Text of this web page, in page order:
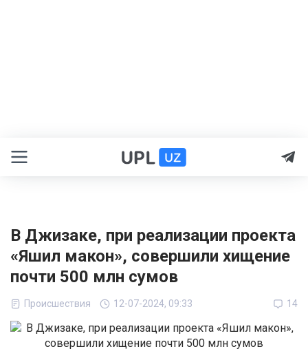
В Джизаке, при реализации проекта
«Яшил макон», совершили хищение
почти 500 млн сумов
Происшествия 12-07-2024, 09:33 14